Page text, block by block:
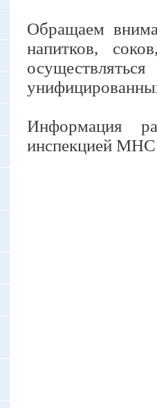
Обращаем
напитков,
Информация
инспекцией МНС